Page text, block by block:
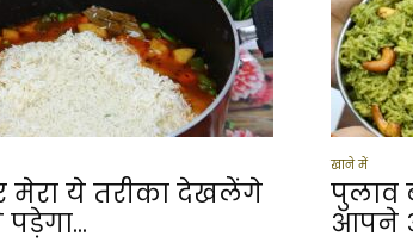
मेरा ये तरीका देखलेंगे
खाने में
पुलाव
आपने